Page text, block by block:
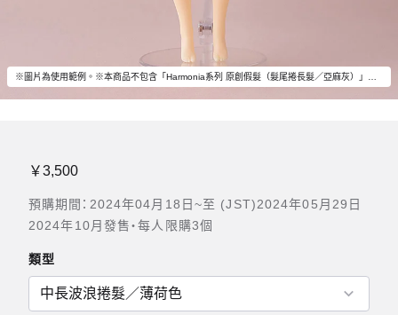
￥3,500
預購期間：2024年04月18日~至 (JST)2024年05月29日
2024年10月發售・每人限購3個
類型